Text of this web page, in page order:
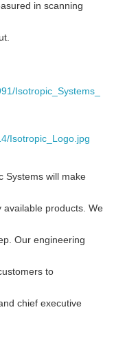
in scanning
Isotropic_Systems_
Isotropic_Logo.jpg
Systems will make
available products. We
Our engineering
to
chief executive